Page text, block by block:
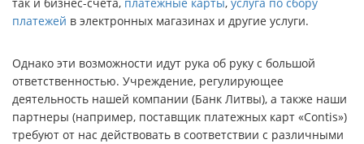
платежей в электронных магазинах и другие услуги.
Однако эти возможности идут рука об руку с большой
ответственностью. Учреждение, регулирующее
деятельность нашей компании (Банк Литвы), а также наши
партнеры (например, поставщик платежных карт «Contis»)
требуют от нас действовать в соответствии с различными